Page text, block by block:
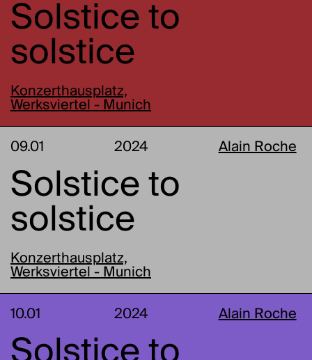
Solstice to
solstice
Konzerthausplatz,
Werksviertel - Munich
09.01 2024 Alain Roche
Solstice to
solstice
Konzerthausplatz,
Werksviertel - Munich
10.01 2024 Alain Roche
Solstice to